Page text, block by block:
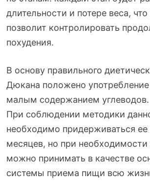
длительности и потере веса, что
позволит контролировать
похудения.
В основу правильного
Дюкана положено
малым содержанием углеводов.
При соблюдении методики
необходимо придерживаться ее
месяцев, но при необходимости
можно принимать в качестве
системы приема пищи всю